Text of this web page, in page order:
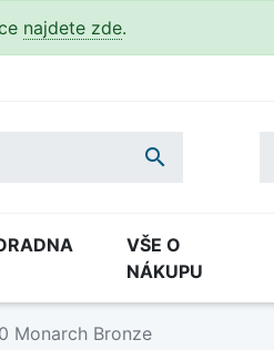
najdete zde.

VŠE O
NÁKUPU
Monarch Bronze